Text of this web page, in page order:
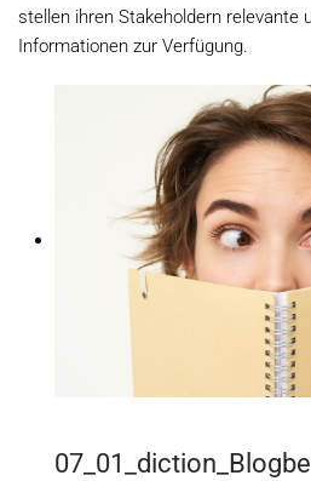
stellen ihren Stakeholdern relevante
Informationen zur Verfügung.